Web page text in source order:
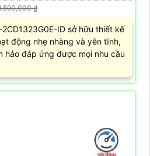
₫
2CD1323G0E-ID sở hữu thiết kế
động nhẹ nhàng và yên tĩnh,
hảo đáp ứng được mọi nhu cầu